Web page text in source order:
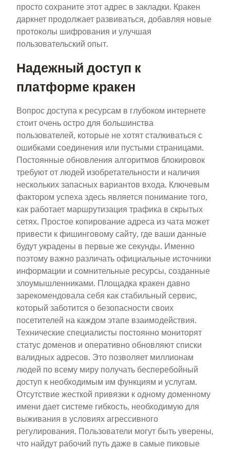
просто сохраните этот адрес в закладки. Кракен
даркнет продолжает развиваться, добавляя новые
протоколы шифрования и улучшая
пользовательский опыт.
Надежный доступ к
платформе кракен
Вопрос доступа к ресурсам в глубоком интернете
стоит очень остро для большинства
пользователей, которые не хотят сталкиваться с
ошибками соединения или пустыми страницами.
Постоянные обновления алгоритмов блокировок
требуют от людей изобретательности и наличия
нескольких запасных вариантов входа. Ключевым
фактором успеха здесь является понимание того,
как работает маршрутизация трафика в скрытых
сетях. Простое копирование адреса из чата может
привести к фишинговому сайту, где ваши данные
будут украдены в первые же секунды. Именно
поэтому важно различать официальные источники
информации и сомнительные ресурсы, созданные
злоумышленниками. Площадка кракен давно
зарекомендовала себя как стабильный сервис,
который заботится о безопасности своих
посетителей на каждом этапе взаимодействия.
Технические специалисты постоянно мониторят
статус доменов и оперативно обновляют списки
валидных адресов. Это позволяет миллионам
людей по всему миру получать бесперебойный
доступ к необходимым им функциям и услугам.
Отсутствие жесткой привязки к одному доменному
имени дает системе гибкость, необходимую для
выживания в условиях агрессивного
регулирования. Пользователи могут быть уверены,
что найдут рабочий путь даже в самые пиковые